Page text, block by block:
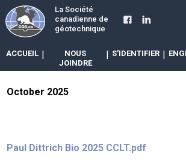
La Société
canadienne de
géotechnique
ACCUEIL |
NOUS
JOINDRE
| S'IDENTIFIER |
October 2025
Paul Dittrich Bio 2025 CCLT.pdf